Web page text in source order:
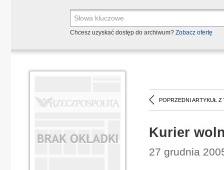
Chcesz uzyskać dostęp do archiwum? Zobacz ofertę
POPRZEDNI ARTYKUŁ Z
Kurier
27 grudnia